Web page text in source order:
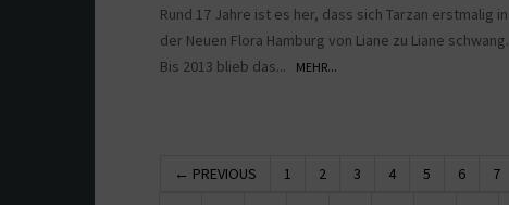
Rund 17 Jahre ist es her, dass sich Tarzan erstmalig in
der Neuen Flora Hamburg von Liane zu Liane schwang.
Bis 2013 blieb das...
MEHR...
← PREVIOUS 1 2 3 4 5 6 7